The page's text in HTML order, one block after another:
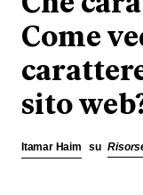
Come
sito
Itamar Haim su